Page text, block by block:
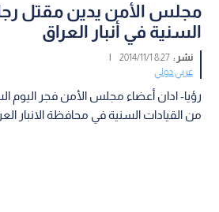
مجلس الأمن يدين مقتل
السنية في أنبار العراق
نشر :8:27 2014/11/1
|
عربي دولي
رؤيا- ادان أعضاء مجلس الأمن فجر
من القيادات السنية في محافظة الانبار